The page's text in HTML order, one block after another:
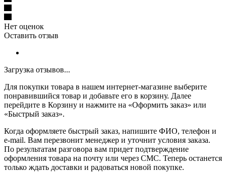
Нет оценок
Оставить отзыв
Загрузка отзывов...
Для покупки товара в нашем интернет-магазине выберите
понравившийся товар и добавьте его в корзину. Далее
перейдите в Корзину и нажмите на «Оформить заказ» или
«Быстрый заказ».
Когда оформляете быстрый заказ, напишите ФИО, телефон и
e-mail. Вам перезвонит менеджер и уточнит условия заказа.
По результатам разговора вам придет подтверждение
оформления товара на почту или через СМС. Теперь останется
только ждать доставки и радоваться новой покупке.